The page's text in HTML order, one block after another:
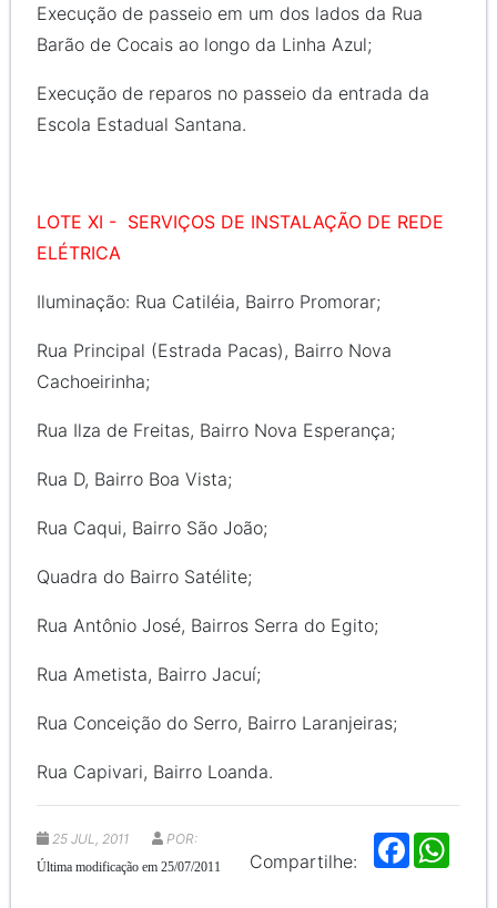
Execução de passeio em um dos lados da Rua
Barão de Cocais ao longo da Linha Azul;
Execução de reparos no passeio da entrada da
Escola Estadual Santana.
LOTE XI - SERVIÇOS DE INSTALAÇÃO DE REDE
ELÉTRICA
Iluminação: Rua Catiléia, Bairro Promorar;
Rua Principal (Estrada Pacas), Bairro Nova
Cachoeirinha;
Rua Ilza de Freitas, Bairro Nova Esperança;
Rua D, Bairro Boa Vista;
Rua Caqui, Bairro São João;
Quadra do Bairro Satélite;
Rua Antônio José, Bairros Serra do Egito;
Rua Ametista, Bairro Jacuí;
Rua Conceição do Serro, Bairro Laranjeiras;
Rua Capivari, Bairro Loanda.
Compartilhe:
F
a
25 JUL, 2011 POR:
Última modificação em 25/07/2011